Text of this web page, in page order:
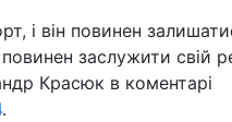
і він повинен
заслужити свій
Красюк в коментарі
.